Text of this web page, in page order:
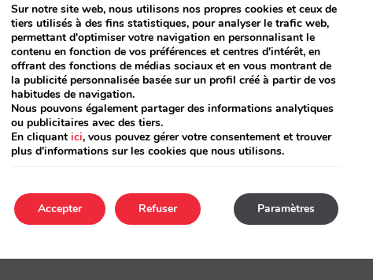
intermédiaires ne permettent pas à l’hôtel
paiement selon le tarif ou la date. Sur
avec cette limitation et bon marché.
qui ne se distinguent pas par la qualité de
peut chercher longtemps avant de trouver
possibilités de présenter différentes
de manière claire à l’utilisateur
Ou bien, l’information n’est
Sur notre site web, nous utilisons nos propres cookies et ceux de
tiers utilisés à des fins statistiques, pour analyser le trafic web,
permettant d'optimiser votre navigation en personnalisant le
contenu en fonction de vos préférences et centres d'intérêt, en
offrant des fonctions de médias sociaux et en vous montrant de
la publicité personnalisée basée sur un profil créé à partir de vos
habitudes de navigation.
Nous pouvons également partager des informations analytiques
ou publicitaires avec des tiers.
En cliquant ici, vous pouvez gérer votre consentement et trouver
plus d'informations sur les cookies que nous utilisons.
Accepter Paramètres
Refuser